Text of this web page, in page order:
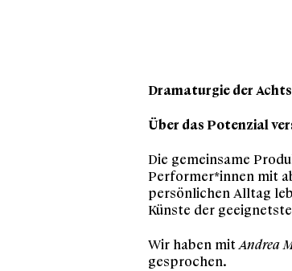
Dramaturgie der
Über das Potenzial
Die gemeinsame
Performer*innen mit
persönlichen Alltag
Künste der
Wir haben mitAndrea
gesprochen.